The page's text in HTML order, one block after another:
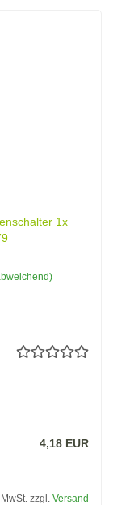
1x
4,18 EUR
zzgl. Versand